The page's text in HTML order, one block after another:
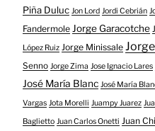
Piña Duluc Jon Lord Jordi Cebrián
Fandermole Jorge Garacotche
López Ruiz Jorge Minissale
Senno Jorge Zima Jose Ignacio Lares
José María Blanc José María
Vargas Jota Morelli Juampy Juarez
Baglietto Juan Carlos Onetti Juan